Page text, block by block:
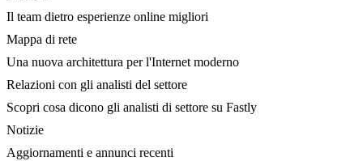
Il team dietro esperienze online migliori
Mappa di rete
Una nuova architettura per l'Internet moderno
Relazioni con gli analisti del settore
Scopri cosa dicono gli analisti di settore su Fastly
Notizie
Aggiornamenti e annunci recenti